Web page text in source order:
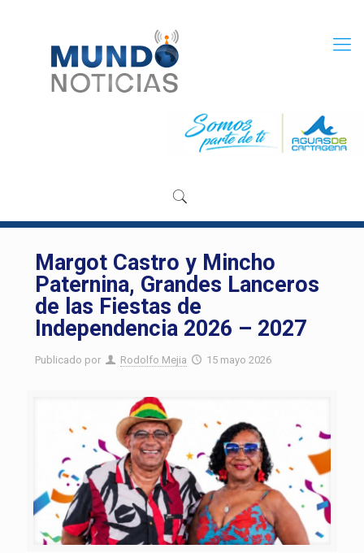
Margot Castro y Mincho
Paternina, Grandes Lanceros
de las Fiestas de
Independencia 2026 – 2027
Publicado por Rodolfo Mejia 15 mayo 2026